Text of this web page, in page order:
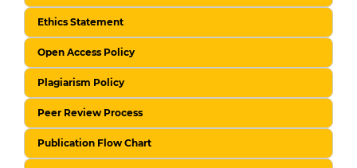
Ethics Statement
Open Access Policy
Plagiarism Policy
Peer Review Process
Publication Flow Chart